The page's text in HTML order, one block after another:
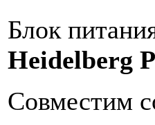
Блок
Heidelberg
Совместим